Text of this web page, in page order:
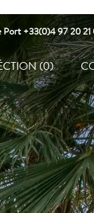
(0)
Port +33(0)4 97 20 21